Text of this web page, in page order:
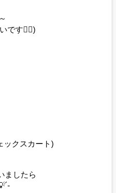
です🙇‍♀️)
ックスカート)
ましたら